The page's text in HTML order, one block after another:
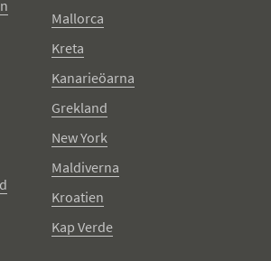
Mallorca
Kreta
Kanarieöarna
Grekland
New York
Maldiverna
Kroatien
Kap Verde